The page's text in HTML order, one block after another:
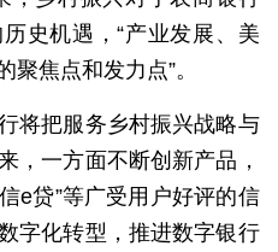
史机遇，“产业发展、美
焦点和发力点”。
把服务乡村振兴战略与
，一方面不断创新产品，
e贷”等广受用户好评的信
字化转型，推进数字银行